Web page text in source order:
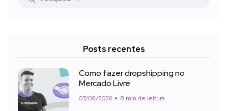
Posts recentes
Como fazer dropshipping no
Mercado Livre
07/08/2026 8 min de leitura